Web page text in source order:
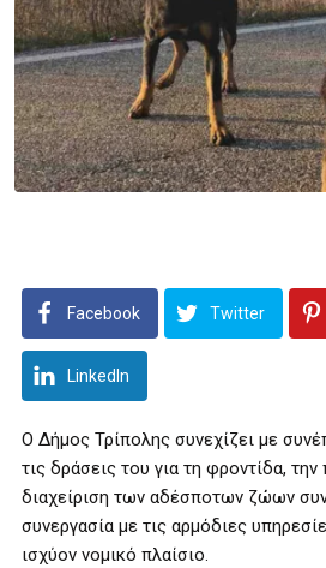
Facebook Twitter
LinkedIn
Ο Δήμος Τρίπολης συνεχίζει με
τις δράσεις του για τη φροντίδα, την
διαχείριση των αδέσποτων ζώων
συνεργασία με τις αρμόδιες
ισχύον νομικό πλαίσιο.